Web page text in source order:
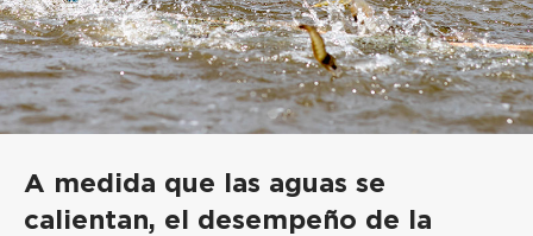
A medida que las aguas se
calientan, el desempeño de la